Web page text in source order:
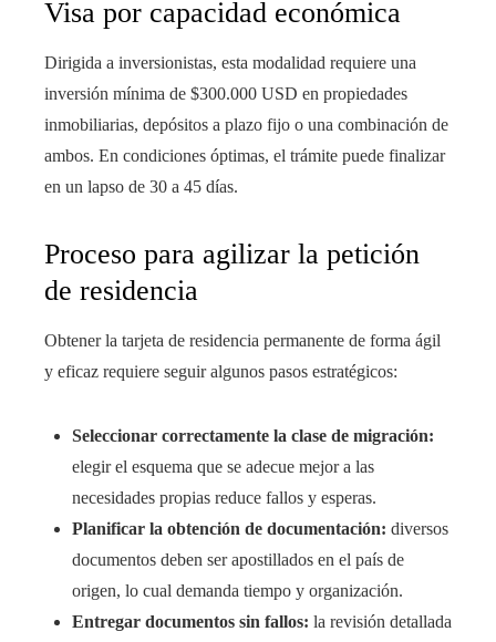
Visa por capacidad económica
Dirigida a inversionistas, esta modalidad requiere una
inversión mínima de $300.000 USD en propiedades
inmobiliarias, depósitos a plazo fijo o una combinación de
ambos. En condiciones óptimas, el trámite puede finalizar
en un lapso de 30 a 45 días.
Proceso para agilizar la petición
de residencia
Obtener la tarjeta de residencia permanente de forma ágil
y eficaz requiere seguir algunos pasos estratégicos:
Seleccionar correctamente la clase de migración:
elegir el esquema que se adecue mejor a las
necesidades propias reduce fallos y esperas.
Planificar la obtención de documentación: diversos
documentos deben ser apostillados en el país de
origen, lo cual demanda tiempo y organización.
Entregar documentos sin fallos: la revisión detallada